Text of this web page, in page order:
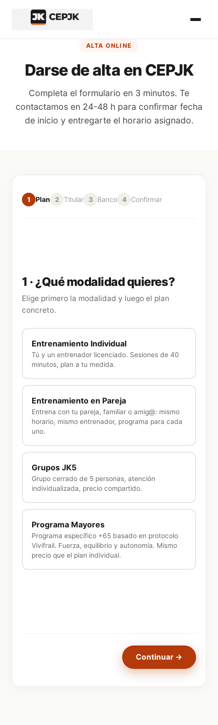
ALTA ONLINE
Darse de alta en CEPJK
Completa el formulario en 3 minutos. Te
contactamos en 24-48 h para confirmar fecha
de inicio y entregarte el horario asignado.
Paso1de 4
1 Plan 2 Titular 3 Banco 4 Confirmar
1 · ¿Qué modalidad quieres?
Elige primero la modalidad y luego el plan
concreto.
Entrenamiento Individual
Tú y un entrenador licenciado. Sesiones de 40
minutos, plan a tu medida.
Entrenamiento en Pareja
Entrena con tu pareja, familiar o amig@: mismo
horario, mismo entrenador, programa para cada
uno.
Grupos JK5
Grupo cerrado de 5 personas, atención
individualizada, precio compartido.
Programa Mayores
Programa específico +65 basado en protocolo
Vivifrail. Fuerza, equilibrio y autonomía. Mismo
precio que el plan individual.
Continuar →